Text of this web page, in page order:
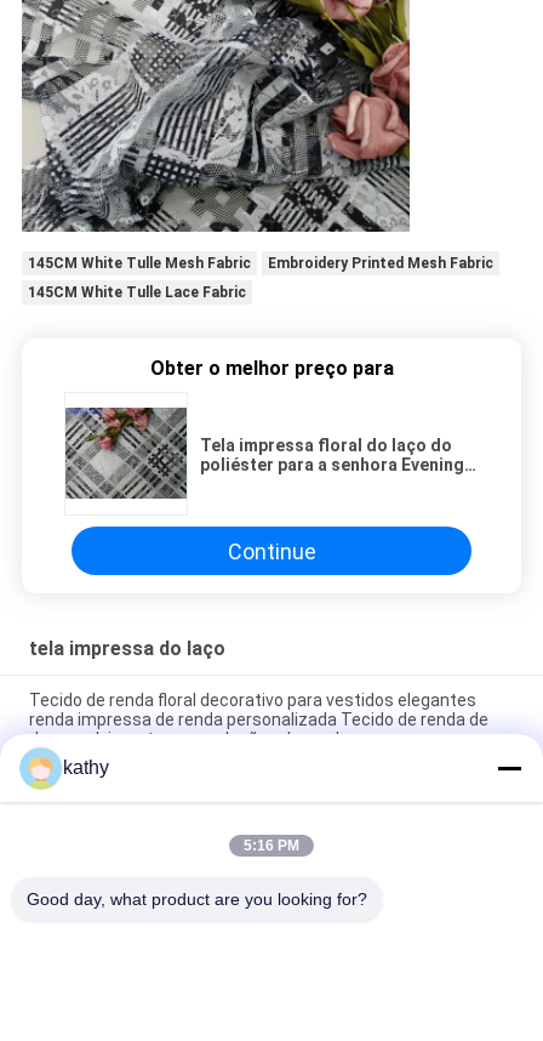
145CM White Tulle Mesh Fabric
Embroidery Printed Mesh Fabric
145CM White Tulle Lace Fabric
Obter o melhor preço para
Tela impressa floral do laço do
poliéster para a senhora Evening
Continue
tela impressa do laço
Tecido de renda floral decorativo para vestidos elegantes
renda impressa de renda personalizada Tecido de renda de
desenvolvimento para coleções de moda
Color Printed Lace Design Factory Fabric Customized for
Elegant Leafy Party Fabric
Leafy Luxary Beauty Design Printed Lace Design Factory
kathy
5:16 PM
Good day, what product are you looking for?